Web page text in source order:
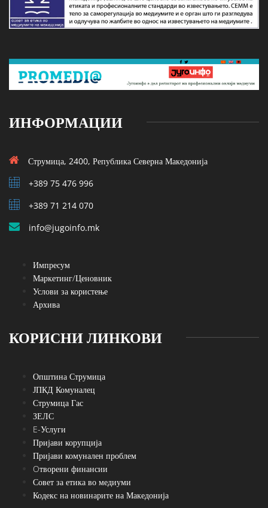
ИНФОРМАЦИИ
Струмица, 2400, Република Северна Македонија
+389 75 476 996
+389 71 214 070
info@jugoinfo.mk
Импресум
Маркетинг/Ценовник
Услови за користење
Архива
КОРИСНИ ЛИНКОВИ
Општина Струмица
ЈПКД Комуналец
Струмица Гас
ЗЕЛС
E-Услуги
Пријави корупција
Пријави комунален проблем
Oтворени финансии
Совет за етика во медиуми
Кодекс на новинарите на Македонија